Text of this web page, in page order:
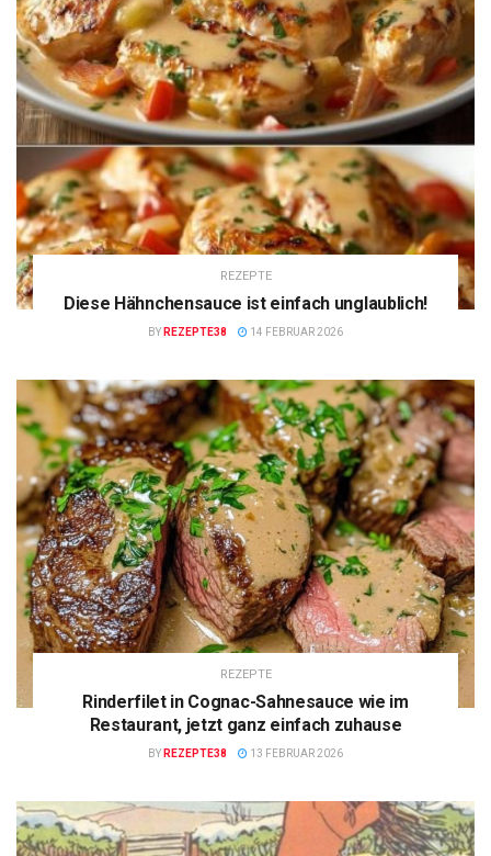
REZEPTE
Diese Hähnchensauce ist einfach unglaublich!
BY REZEPTE38 14 FEBRUAR 2026
REZEPTE
Rinderfilet in Cognac-Sahnesauce wie im
Restaurant, jetzt ganz einfach zuhause
BY REZEPTE38 13 FEBRUAR 2026